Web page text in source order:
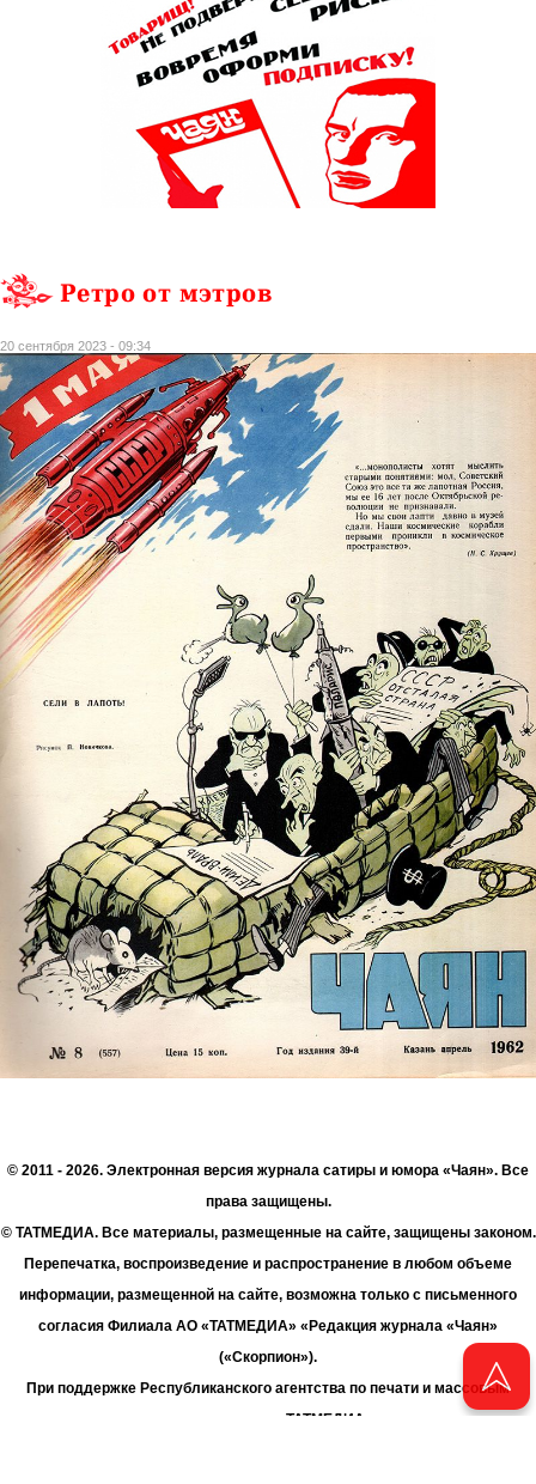
Ретро от мэтров
20 сентября 2023 - 09:34
© 2011 - 2026. Электронная версия журнала сатиры и юмора «Чаян». Все
права защищены.
© ТАТМЕДИА. Все материалы, размещенные на сайте, защищены законом.
Перепечатка, воспроизведение и распространение в любом объеме
информации, размещенной на сайте, возможна только с письменного
согласия Филиала АО «ТАТМЕДИА» «Редакция журнала «Чаян»
(«Скорпион»).
При поддержке Республиканского агентства по печати и массовым
коммуникациям «ТАТМЕДИА».